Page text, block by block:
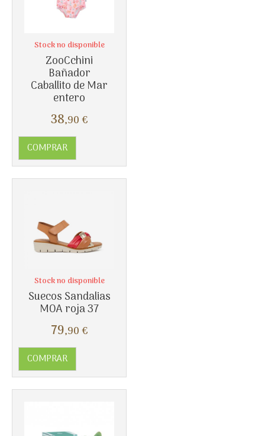
ZooCchini
Bañador
Caballito de Mar
entero
38,90 €
Stock no disponible
COMPRAR
Suecos Sandalias
MOA roja 37
79,90 €
Stock no disponible
COMPRAR